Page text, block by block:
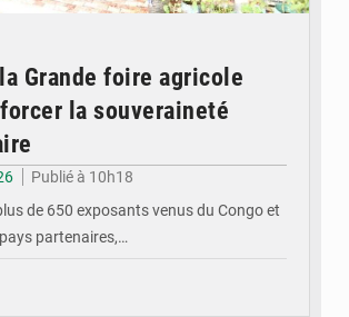
Grande foire agricole
la souveraineté
Publié à 10h18
de 650 exposants venus du Congo et
partenaires,…